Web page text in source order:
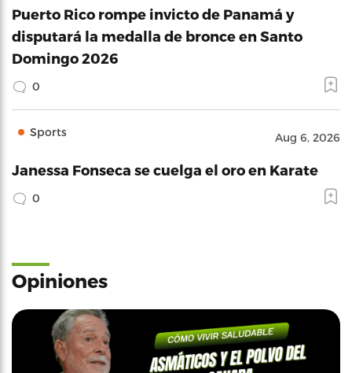
Puerto Rico rompe invicto de Panamá y
disputará la medalla de bronce en Santo
Domingo 2026
0
Sports Aug 6, 2026
Janessa Fonseca se cuelga el oro en Karate
0
Opiniones